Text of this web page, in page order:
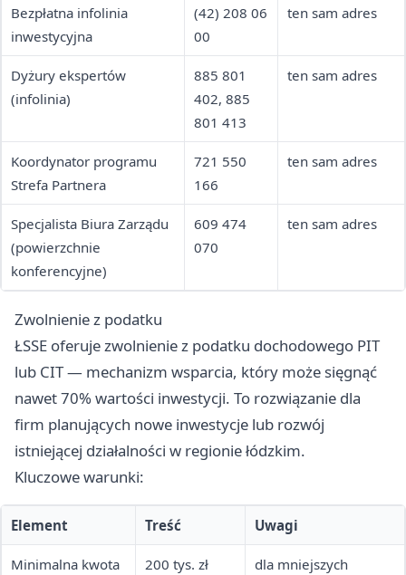
Bezpłatna infolinia
inwestycyjna
(42) 208 06
00
ten sam adres
Dyżury ekspertów
(infolinia)
885 801
402, 885
801 413
ten sam adres
Koordynator programu
Strefa Partnera
721 550
166
ten sam adres
Specjalista Biura Zarządu
(powierzchnie
konferencyjne)
609 474
070
ten sam adres
Zwolnienie z podatku
ŁSSE oferuje zwolnienie z podatku dochodowego PIT
lub CIT — mechanizm wsparcia, który może sięgnąć
nawet 70% wartości inwestycji. To rozwiązanie dla
firm planujących nowe inwestycje lub rozwój
istniejącej działalności w regionie łódzkim.
Kluczowe warunki:
Element Treść Uwagi
Minimalna kwota
200 tys. zł
dla mniejszych